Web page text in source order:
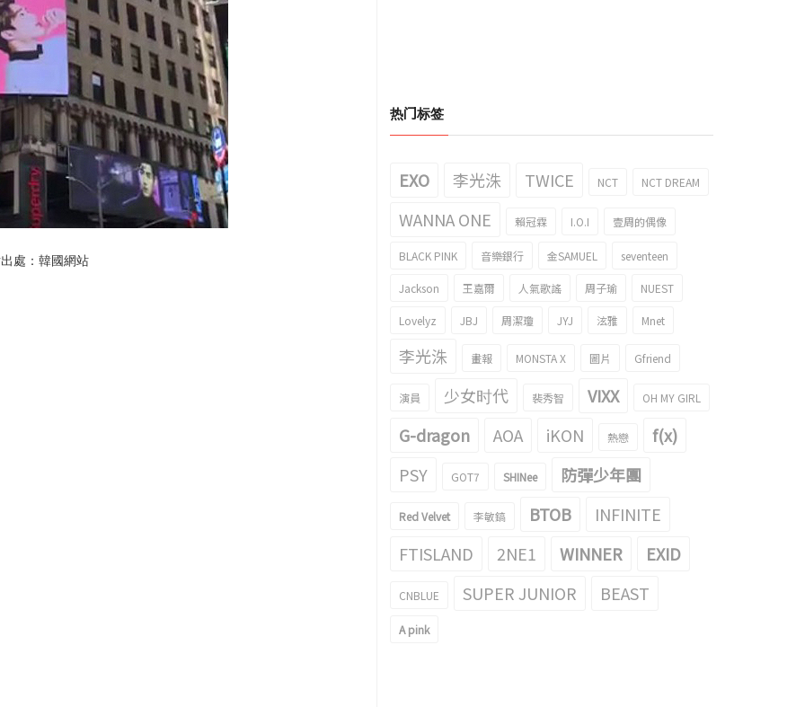
處：韓國網站
热门标签
EXO 李光洙 TWICE NCT NCT DREAM
WANNA ONE 賴冠霖 I.O.I 壹周的偶像
BLACK PINK 音樂銀行 金SAMUEL seventeen
Jackson 王嘉爾 人氣歌謠 周子瑜 NUEST
Lovelyz JBJ 周潔瓊 JYJ 泫雅 Mnet
李光洙 畫報 MONSTA X 圖片 Gfriend
演員 少女时代 裴秀智 VIXX OH MY GIRL
G-dragon AOA iKON 熱戀
f(x)
PSY
GOT7 SHINee 防彈少年團
Red Velvet 李敏鎬 BTOB
INFINITE
FTISLAND
2NE1 WINNER EXID
CNBLUE SUPER JUNIOR BEAST
A pink